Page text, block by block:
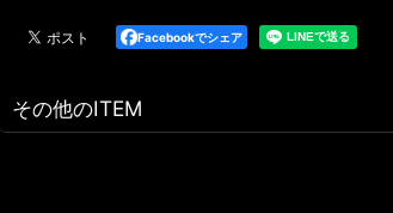
Facebookでシェア
その他のITEM